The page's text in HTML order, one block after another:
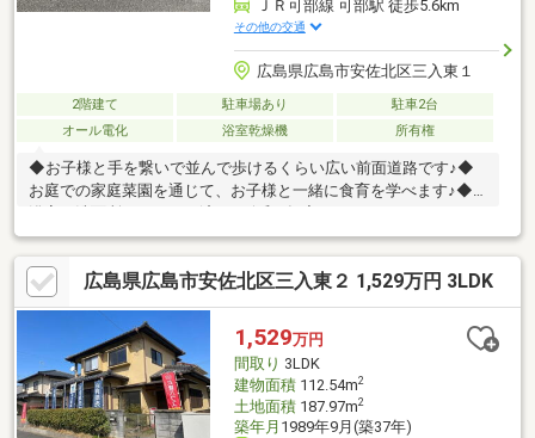
ＪＲ可部線 可部駅 徒歩5.6km
その他の交通
広島県広島市安佐北区三入東１
2階建て 駐車場あり
駐車2台
オール電化
浴室乾燥機 所有権
◆お子様と手を繋いで並んで歩けるくらい広い前面道路です♪◆
お庭での家庭菜園を通じて、お子様と一緒に食育を学べます♪◆
広島県広島市安佐北区三入東２ 1,529万円 3LDK
1,529万円
間取り 3LDK
建物面積112.54m2
土地面積187.97m2
築年月 1989年9月(築37年)